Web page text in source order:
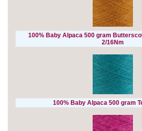
100% Baby Alpaca 500 gram
2/16Nm
100% Baby Alpaca 500 gram